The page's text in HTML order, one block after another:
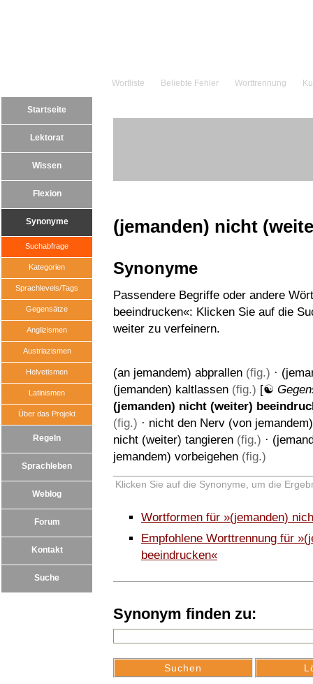
Wortliste Beliebte Fehler Worttrennung
Startseite
Lektorat
Wissen
Flexion
Synonyme
Suchabfrage
Kategorien
Sprachlevels/Tags
Gegensätze
Anglizismen
Austriazismen
Helvetismen
Latinismen
Über das Projekt
Regeln
Sprachleben
Weblog
Forum
Kontakt
Suche
(jemanden) nicht
Synonyme
Passendere Begriffe oder andere
beeindrucken«: Klicken Sie auf die
weiter zu verfeinern.
(an jemandem) abprallen (fig.) ·
(jemanden) kaltlassen (fig.) [☯
(jemanden) nicht (weiter)
(fig.) · nicht den Nerv (von
nicht (weiter) tangieren (fig.) ·
jemandem) vorbeigehen (fig.)
Klicken Sie auf die Synonyme, um die
Wortformen für »(jemanden)
Empfohlene Worttrennung für
beeindrucken«
Synonym finden zu: